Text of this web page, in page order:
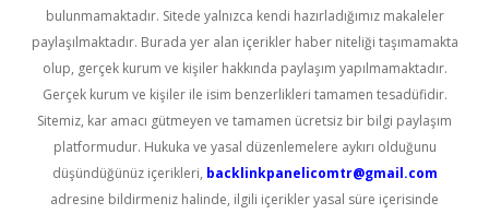
bulunmamaktadır. Sitede yalnızca kendi hazırladığımız makaleler
paylaşılmaktadır. Burada yer alan içerikler haber niteliği taşımamakta
olup, gerçek kurum ve kişiler hakkında paylaşım yapılmamaktadır.
Gerçek kurum ve kişiler ile isim benzerlikleri tamamen tesadüfidir.
Sitemiz, kar amacı gütmeyen ve tamamen ücretsiz bir bilgi paylaşım
platformudur. Hukuka ve yasal düzenlemelere aykırı olduğunu
düşündüğünüz içerikleri, backlinkpanelicomtr@gmail.com
adresine bildirmeniz halinde, ilgili içerikler yasal süre içerisinde